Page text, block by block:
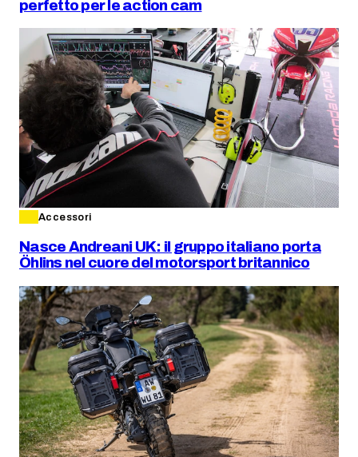
perfetto per le action cam
Accessori
Nasce Andreani UK: il gruppo italiano porta
Öhlins nel cuore del motorsport britannico